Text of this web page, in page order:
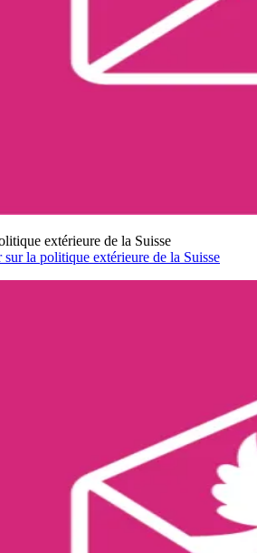
extérieure de la Suisse
la politique extérieure de la Suisse